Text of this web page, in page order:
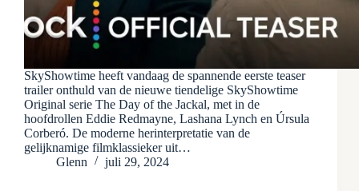
SkyShowtime heeft vandaag de spannende eerste teaser
trailer onthuld van de nieuwe tiendelige SkyShowtime
Original serie The Day of the Jackal, met in de
hoofdrollen Eddie Redmayne, Lashana Lynch en Úrsula
Corberó. De moderne herinterpretatie van de
gelijknamige filmklassieker uit…
Glenn
juli 29, 2024